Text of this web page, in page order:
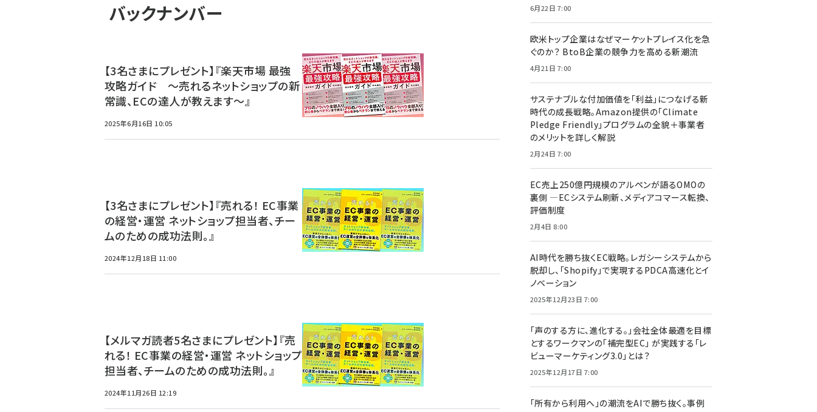
バックナンバー
【3名さまにプレゼント】『楽天市場 最強
攻略ガイド ～売れるネットショップの新
常識、ECの達人が教えます～』
2025年6月16日 10:05
【3名さまにプレゼント】『売れる！ EC事業
の経営・運営 ネットショップ担当者、チー
ムのための成功法則。』
2024年12月18日 11:00
【メルマガ読者5名さまにプレゼント】『売
れる！ EC事業の経営・運営 ネットショップ
担当者、チームのための成功法則。』
2024年11月26日 12:19
6月22日 7:00
欧米トップ企業はなぜマーケットプレイス化を急
ぐのか？ BtoB企業の競争力を高める新潮流
4月21日 7:00
サステナブルな付加価値を「利益」につなげる新
時代の成長戦略。Amazon提供の「Climate
Pledge Friendly」プログラムの全貌＋事業者
のメリットを詳しく解説
2月24日 7:00
EC売上250億円規模のアルペンが語るOMOの
裏側 ―ECシステム刷新、メディアコマース転換、
評価制度
2月4日 8:00
AI時代を勝ち抜くEC戦略。レガシーシステムから
脱却し、「Shopify」で実現するPDCA高速化とイ
ノベーション
2025年12月23日 7:00
「声のする方に、進化する。」会社全体最適を目標
とするワークマンの「補完型EC」 が実践する「レ
ビューマーケティング3.0」とは？
2025年12月17日 7:00
「所有から利用へ」の潮流をAIで勝ち抜く。事例